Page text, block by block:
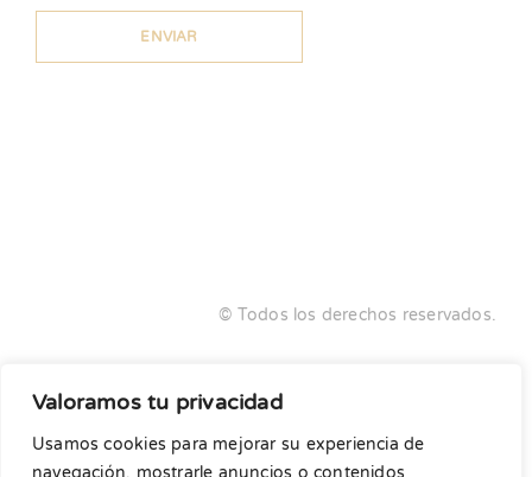
Valoramos tu privacidad
Usamos cookies para mejorar su experiencia de
navegación, mostrarle anuncios o contenidos
© Todos los derechos reservados.
No está permitida la venta de nuestros patrones ni su
reproducción o distribución en ningún formato ni